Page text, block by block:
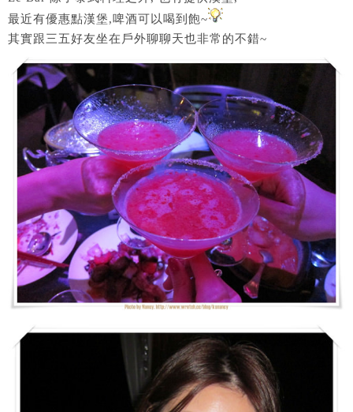
最近有優惠點漢堡,啤酒可以喝到飽~
其實跟三五好友坐在戶外聊聊天也非常的不錯~